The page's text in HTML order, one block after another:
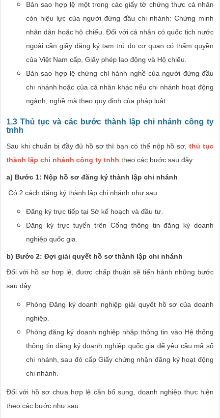
Bản sao hợp lệ một trong các giấy tờ chứng thực cá nhân
còn hiệu lực của người đứng đầu chi nhánh: Chứng minh
nhân dân hoặc hộ chiếu. Đối với cá nhân có quốc tịch nước
ngoài cần giấy đăng ký tạm trú do cơ quan có thẩm quyền
của Việt Nam cấp, Giấy phép lao động và Hộ chiếu.
Bản sao hợp lệ chứng chỉ hành nghề của người đứng đầu
chi nhánh hoặc của cá nhân khác nếu chi nhánh hoạt động
ngành, nghề mà theo quy định của pháp luật.
1.3 Thủ tục và các bước thành lập chi nhánh công ty
tnhh
Sau khi chuẩn bị đầy đủ hồ sơ thì bạn có thể nộp hồ sơ,thủ tục
thành lập chi nhánh công ty tnhh theo các bước sau đây:
a) Bước 1: Nộp hồ sơ đăng ký thành lập chi nhánh
Có 2 cách đăng ký thành lập chi nhánh như sau:
Đăng ký trực tiếp tại Sở kế hoạch và đầu tư.
Đăng ký trực tuyến trên Cổng thông tin đăng ký doanh
nghiệp quốc gia.
b) Bước 2: Đợi giải quyết hồ sơ thành lập chi nhánh
Đối với hồ sơ hợp lệ, được chấp thuận sẽ tiến hành những bước
sau đây:
Phòng Đăng ký doanh nghiệp giải quyết hồ sơ của doanh
nghiệp.
Phòng đăng ký doanh nghiệp nhập thông tin vào Hệ thống
thông tin đăng ký doanh nghiệp quốc gia để yêu cầu mã số
chi nhánh, sau đó cấp Giấy chứng nhận đăng ký hoạt động
chi nhánh.
Đối với hồ sơ chưa hợp lệ cần bổ sung, doanh nghiệp thực hiện
theo các bước như sau: